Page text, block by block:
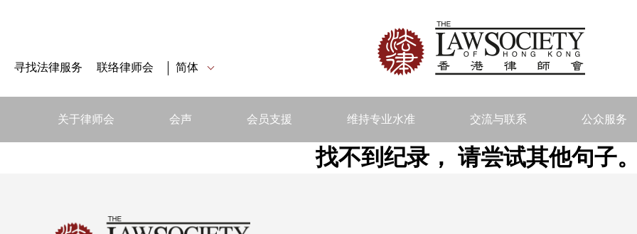
寻找法律服务 联络律师会 简体
关于律师会 会声 会员支援 维持专业水准 交流与联系 公众服务
找不到纪录， 请尝试其他句子